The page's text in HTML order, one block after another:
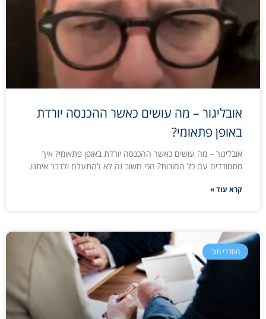
אובליגור – מה עושים כאשר ההכנסה יורדת
באופן פתאומי?
אובליגור – מה עושים כאשר ההכנסה יורדת באופן פתאומי? איך
מתמודדים עם כל החובות? הכי חשוב זה לא להתעלם ולדבר איתנו.
קרא עוד »
הסדרי חוב